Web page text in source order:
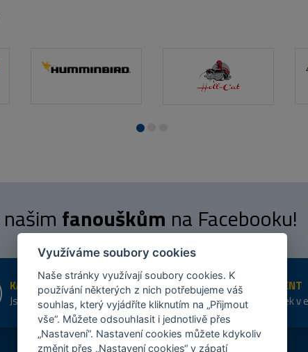
fanouškům na Facebooku!
KAMENNÉ PRODEJNY
Jsme na trhu více než 10 let
ŠIROKÝ SORTIMENT
Přes 20 tis. položek v
shopu
Využíváme soubory cookies
Naše stránky využívají soubory cookies. K
používání některých z nich potřebujeme váš
souhlas, který vyjádříte kliknutím na „Přijmout
vše“. Můžete odsouhlasit i jednotlivě přes
„Nastavení“. Nastavení cookies můžete kdykoliv
změnit přes „Nastavení cookies“ v zápatí